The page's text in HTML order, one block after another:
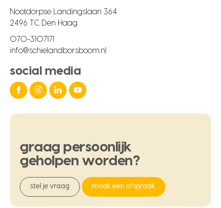
Nootdorpse Landingslaan 364
2496 TC Den Haag
070-3107171
info@schielandborsboom.nl
social media
graag persoonlijk
geholpen worden?
stel je vraag maak een afspraak